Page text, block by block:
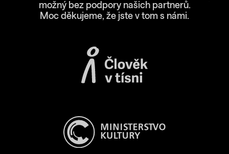
možný bez podpory našich partnerů.
Moc děkujeme, že jste v tom s námi.